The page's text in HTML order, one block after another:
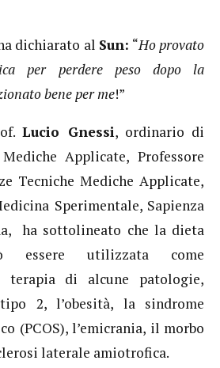
dichiarato al Sun: “Ho provato
per perdere peso dopo la
bene per me!”
Lucio Gnessi, ordinario di
Applicate, Professore
Tecniche Mediche Applicate,
Sperimentale, Sapienza
ha sottolineato che la dieta
essere utilizzata come
terapia di alcune patologie,
2, l’obesità, la sindrome
(PCOS), l’emicrania, il morbo
laterale amiotrofica.